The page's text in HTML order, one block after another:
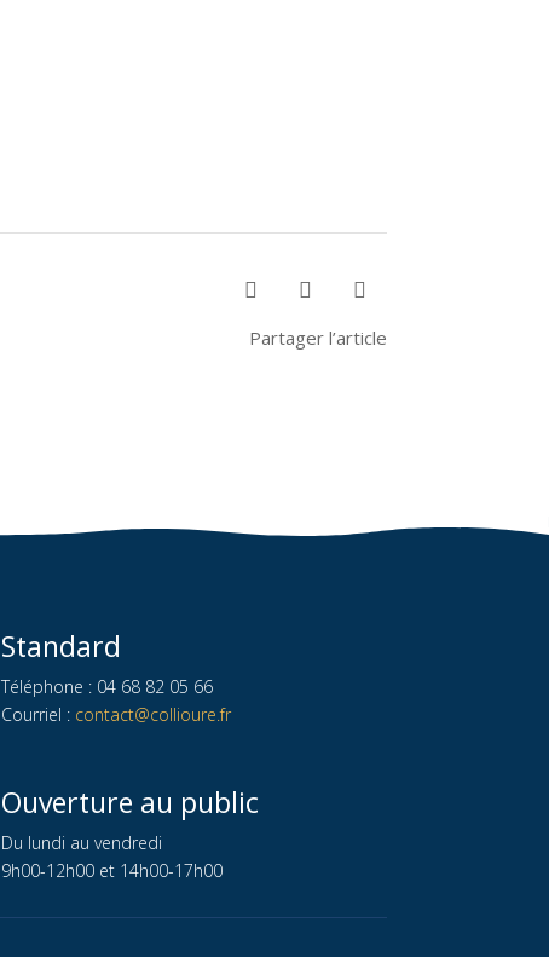
 

Partager l’article
Standard
Téléphone : 04 68 82 05 66
Courriel : contact@collioure.fr
Ouverture au public
Du lundi au vendredi
9h00-12h00 et 14h00-17h00